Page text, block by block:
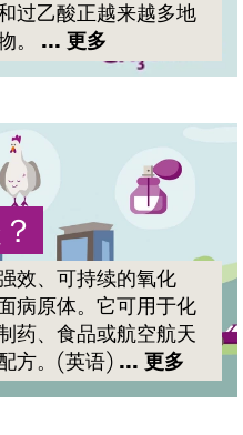
Mute
过乙酸正越来越多地
。
... 更多
效、可持续的氧化
病原体。它可用于化
药、食品或航空航天
方。(英语) ... 更多